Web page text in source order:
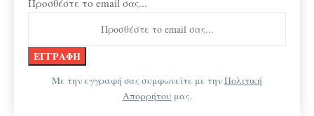
Με την εγγραφή σας συμφωνείτε με τηνΠολιτική
Απορρήτου μας.